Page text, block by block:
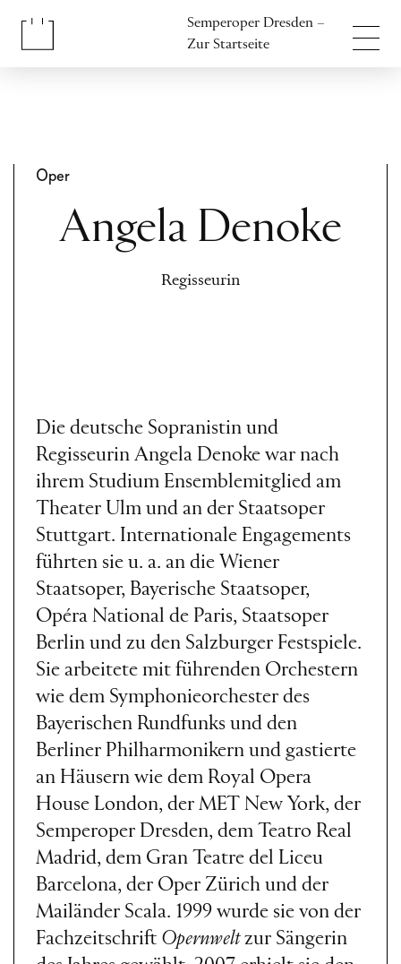
Semperoper Dresden –
Zur Startseite
Oper
Angela Denoke
Regisseurin
Die deutsche Sopranistin und
Regisseurin Angela Denoke war nach
ihrem Studium Ensemblemitglied am
Theater Ulm und an der Staatsoper
Stuttgart. Internationale Engagements
führten sie u. a. an die Wiener
Staatsoper, Bayerische Staatsoper,
Opéra National de Paris, Staatsoper
Berlin und zu den Salzburger Festspiele.
Sie arbeitete mit führenden Orchestern
wie dem Symphonieorchester des
Bayerischen Rundfunks und den
Berliner Philharmonikern und gastierte
an Häusern wie dem Royal Opera
House London, der MET New York, der
Semperoper Dresden, dem Teatro Real
Madrid, dem Gran Teatre del Liceu
Barcelona, der Oper Zürich und der
Mailänder Scala. 1999 wurde sie von der
Fachzeitschrift Opernweltzur Sängerin